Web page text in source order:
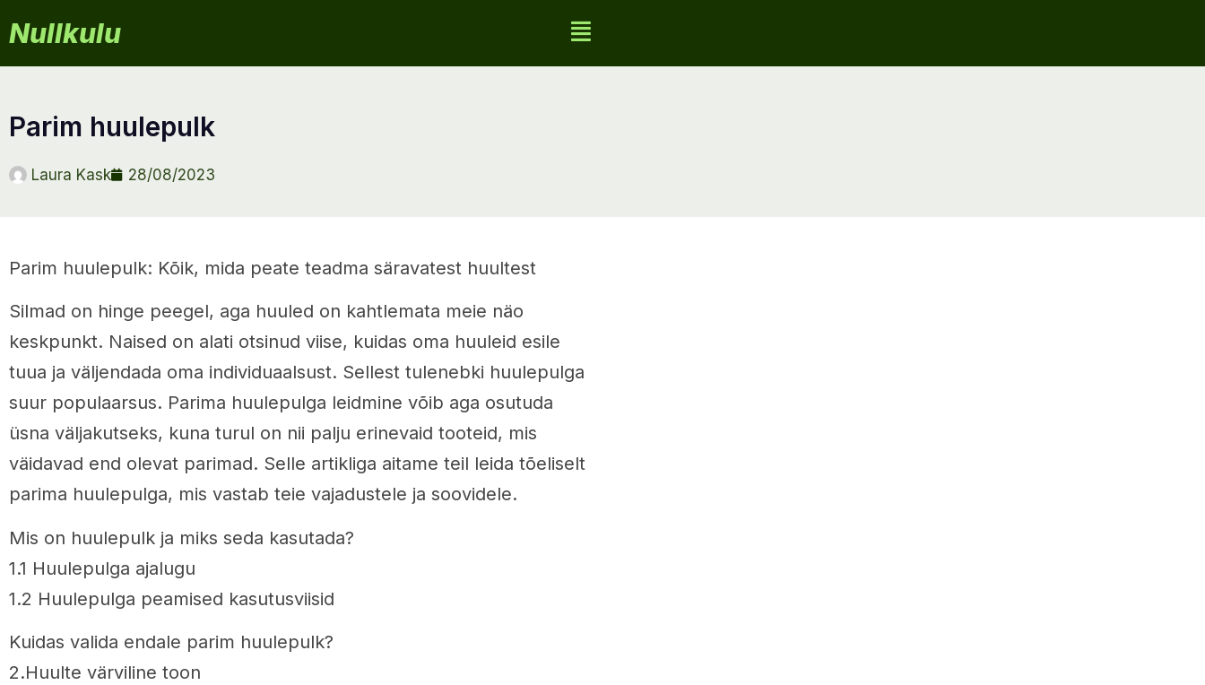
Nullkulu
parim huulepulk
Laura Kask 28/08/2023
Parim huulepulk: Kõik, mida peate teadma säravatest huultest
Silmad on hinge peegel, aga huuled on kahtlemata meie näo
keskpunkt. Naised on alati otsinud viise, kuidas oma huuleid esile
tuua ja väljendada oma individuaalsust. Sellest tulenebki huulepulga
suur populaarsus. Parima huulepulga leidmine võib aga osutuda
üsna väljakutseks, kuna turul on nii palju erinevaid tooteid, mis
väidavad end olevat parimad. Selle artikliga aitame teil leida tõeliselt
parima huulepulga, mis vastab teie vajadustele ja soovidele.
Mis on huulepulk ja miks seda kasutada?
1.1 Huulepulga ajalugu
1.2 Huulepulga peamised kasutusviisid
Kuidas valida endale parim huulepulk?
2.Huulte värviline toon